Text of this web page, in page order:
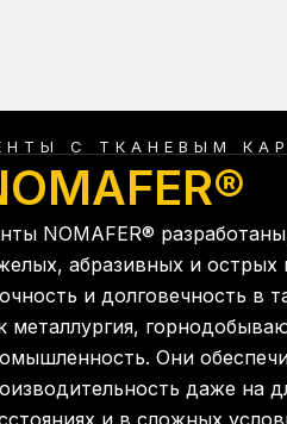
С ТКАНЕВЫМ
NOMAFER®
абразивных и острых
и долговечность в
металлургия,
Они
даже на